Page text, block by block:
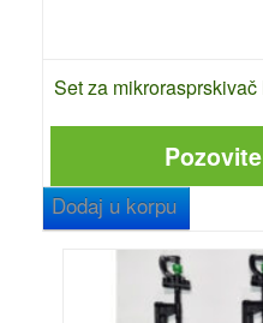
Set za mikrorasprskivač
Dodaj u korpu